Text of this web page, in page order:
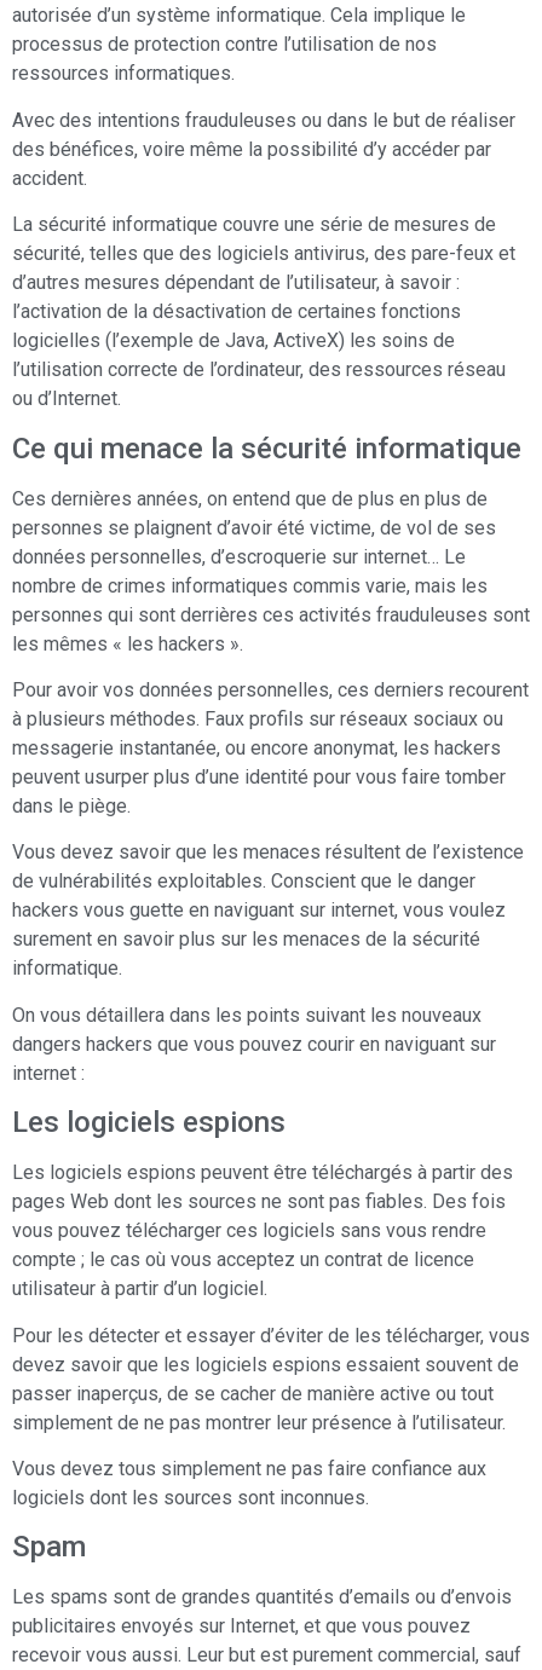
autorisée d’un système informatique. Cela implique le
processus de protection contre l’utilisation de nos
ressources informatiques.
Avec des intentions frauduleuses ou dans le but de réaliser
des bénéfices, voire même la possibilité d’y accéder par
accident.
La sécurité informatique couvre une série de mesures de
sécurité, telles que des logiciels antivirus, des pare-feux et
d’autres mesures dépendant de l’utilisateur, à savoir :
l’activation de la désactivation de certaines fonctions
logicielles (l’exemple de Java, ActiveX) les soins de
l’utilisation correcte de l’ordinateur, des ressources réseau
ou d’Internet.
Ce qui menace la sécurité informatique
Ces dernières années, on entend que de plus en plus de
personnes se plaignent d’avoir été victime, de vol de ses
données personnelles, d’escroquerie sur internet… Le
nombre de crimes informatiques commis varie, mais les
personnes qui sont derrières ces activités frauduleuses sont
les mêmes « les hackers ».
Pour avoir vos données personnelles, ces derniers recourent
à plusieurs méthodes. Faux profils sur réseaux sociaux ou
messagerie instantanée, ou encore anonymat, les hackers
peuvent usurper plus d’une identité pour vous faire tomber
dans le piège.
Vous devez savoir que les menaces résultent de l’existence
de vulnérabilités exploitables. Conscient que le danger
hackers vous guette en naviguant sur internet, vous voulez
surement en savoir plus sur les menaces de la sécurité
informatique.
On vous détaillera dans les points suivant les nouveaux
dangers hackers que vous pouvez courir en naviguant sur
internet :
Les logiciels espions
Les logiciels espions peuvent être téléchargés à partir des
pages Web dont les sources ne sont pas fiables. Des fois
vous pouvez télécharger ces logiciels sans vous rendre
compte ; le cas où vous acceptez un contrat de licence
utilisateur à partir d’un logiciel.
Pour les détecter et essayer d’éviter de les télécharger, vous
devez savoir que les logiciels espions essaient souvent de
passer inaperçus, de se cacher de manière active ou tout
simplement de ne pas montrer leur présence à l’utilisateur.
Vous devez tous simplement ne pas faire confiance aux
logiciels dont les sources sont inconnues.
Spam
Les spams sont de grandes quantités d’emails ou d’envois
publicitaires envoyés sur Internet, et que vous pouvez
recevoir vous aussi. Leur but est purement commercial, sauf